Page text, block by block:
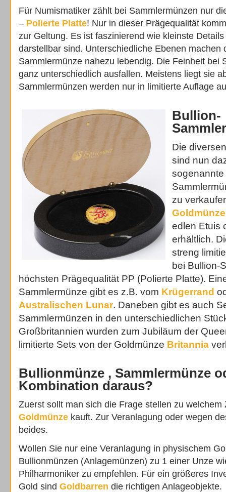
Für Numismatiker zählt bei Sammlermünzen nur
– Polierte Platte! Nur in dieser Prägequalität
zur Geltung. Es ist faszinierend wie kleinste
darstellbar sind. Unterschiedliche Ebenen machen
Sammlermünze nahezu lebendig. Die Feinheit bei
ganz unterschiedlich ausfallen. Meistens liegt sie
Sammlermünzen werden nur in limitierte Auflage
Bullion-
Die
sind nun
sogenannte
zu
edlen Etuis
erhältlich.
streng
bei Bullion-
höchsten Prägequalität PP (Polierte Platte).
Sammlermünze gibt es z.B. vom Krügerrand
Australischen Lunar. Daneben gibt es auch
Sammlermünzen in den unterschiedlichen
Großbritannien wurden zum Jubiläum der
limitierte Sets von der Goldmünze Britannia
Bullionmünze , Sammlermünze
Kombination daraus?
Zuerst sollt man sich die Frage stellen zu welchem
Goldmünze kauft. Zur Veranlagung oder wegen
beides.
Wollen Sie nur eine Veranlagung in physischem
Bullionmünzen (Anlagemünzen) zu 1 einer Unze
Philharmoniker zu empfehlen. Für ein größeres
Gold sind Goldbarren die richtigen Anlageobjekte.